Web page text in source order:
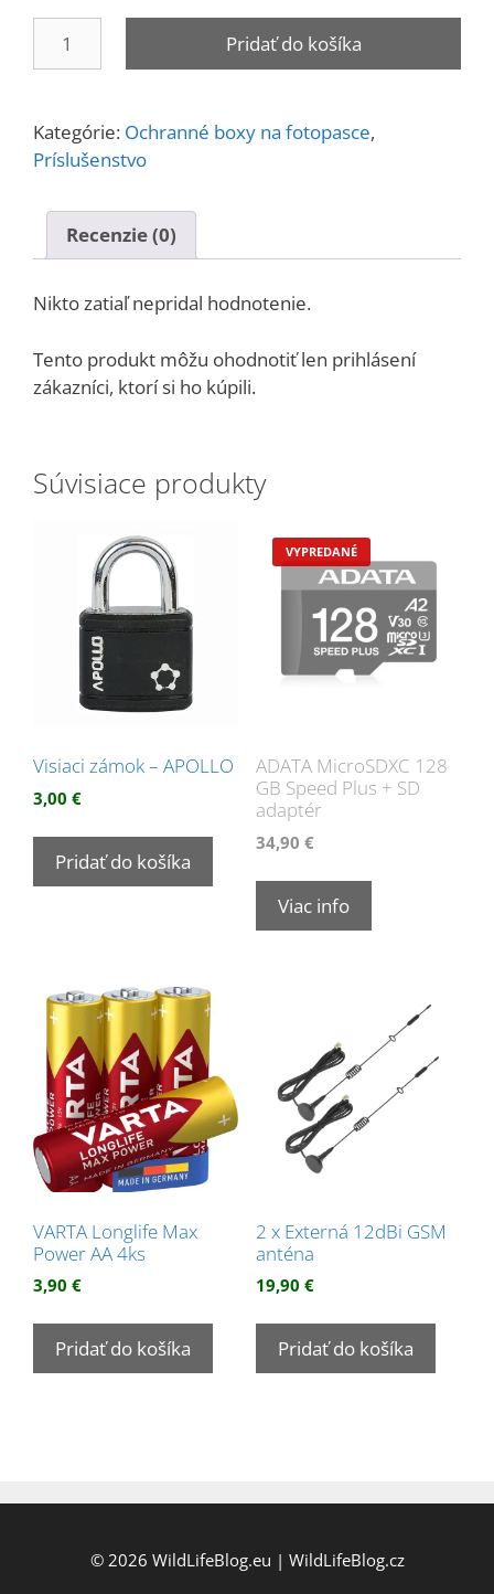
Kovový
-
WildLifeBlog
Pridať do košíka
Kategórie: Ochranné boxy na fotopasce,
Príslušenstvo
Recenzie (0)
Nikto zatiaľ nepridal hodnotenie.
Tento produkt môžu ohodnotiť len prihlásení
zákazníci, ktorí si ho kúpili.
Súvisiace produkty
Visiaci zámok – APOLLO
3,00 €
Pridať do košíka
ADATA MicroSDXC 128
GB Speed Plus + SD
adaptér
34,90 €
Viac info
VARTA Longlife Max
Power AA 4ks
3,90 €
Pridať do košíka
2 x Externá 12dBi GSM
anténa
19,90 €
Pridať do košíka
© 2026 WildLifeBlog.eu | WildLifeBlog.cz